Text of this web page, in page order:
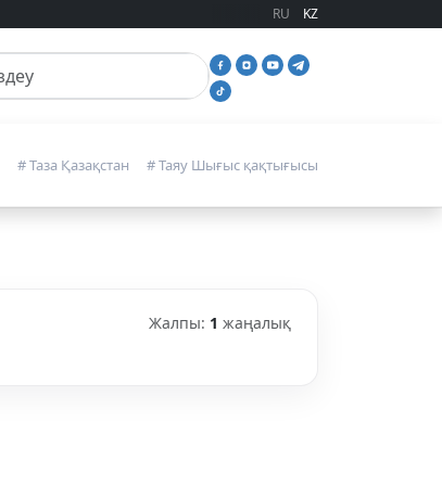
RU KZ
# Таза Қазақстан # Таяу Шығыс қақтығысы
Жалпы: 1 жаңалық